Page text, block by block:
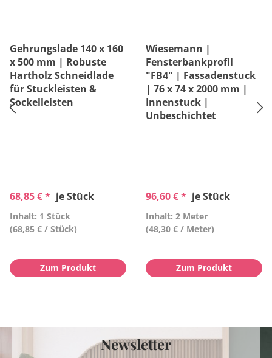
Gehrungslade 140 x 160
x 500 mm | Robuste
Hartholz Schneidlade
für Stuckleisten &
Sockelleisten
68,85 € * je Stück
Inhalt: 1 Stück
(68,85 € / Stück)
Zum Produkt
Wiesemann |
Fensterbankprofil
"FB4" | Fassadenstuck
| 76 x 74 x 2000 mm |
Innenstuck |
Unbeschichtet
96,60 € * je Stück
Inhalt: 2 Meter
(48,30 € / Meter)
Zum Produkt
Newsletter